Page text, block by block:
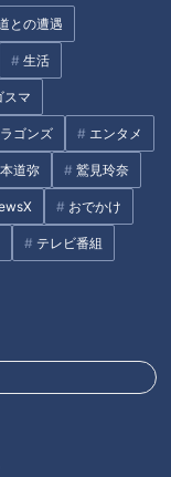
との遭遇
生活
スマ
ゴンズ エンタメ
道弥 鷲見玲奈
おでかけ
テレビ番組
んなお寺？
煮もの」の作り方
ー３分クッキング】